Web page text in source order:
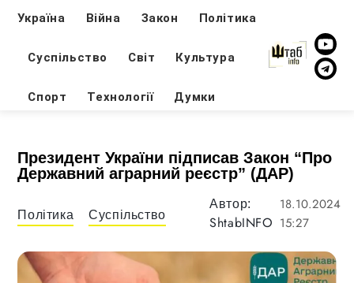
Україна Війна Закон Політика
Суспільство Світ Культура
Спорт Технології Думки
Президент України підписав Закон “Про
Державний аграрний реєстр” (ДАР)
Політика Суспільство
Автор:
ShtabINFO
18.10.2024
15:27